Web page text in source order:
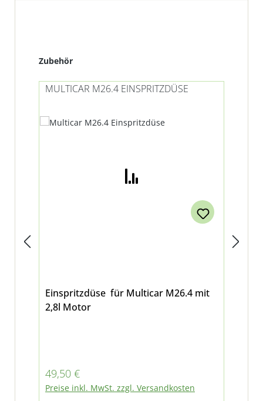
Produktgalerie überspringen
Zubehör
MULTICAR M26.4 EINSPRITZDÜSE
Einspritzdüse für Multicar M26.4 mit
2,8l Motor
Regulärer Preis:
49,50 €
Preise inkl. MwSt. zzgl. Versandkosten